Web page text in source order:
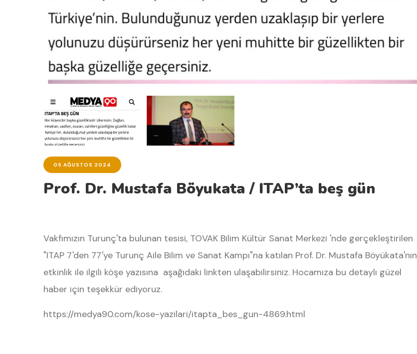
05 AĞUSTOS 2024
Prof. Dr. Mustafa Böyukata / ITAP’ta beş gün
Vakfımızın Turunç'ta bulunan tesisi, TOVAK Bilim Kültür Sanat Merkezi 'nde gerçekleştirilen
"ITAP 7'den 77'ye Turunç Aile Bilim ve Sanat Kampı"na katılan Prof. Dr. Mustafa Böyükata'nın
etkinlik ile ilgili köşe yazısına aşağıdaki linkten ulaşabilirsiniz. Hocamıza bu detaylı güzel
haber için teşekkür ediyoruz.
https://medya90.com/kose-yazilari/itapta_bes_gun-4869.html